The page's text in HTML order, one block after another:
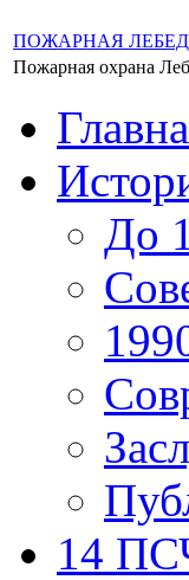
ПОЖАРНАЯ
Пожарная охрана
До
14